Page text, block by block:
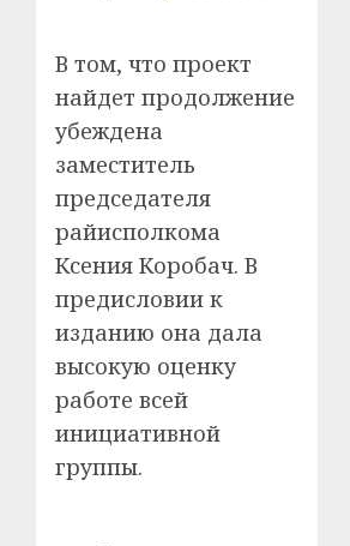
В том, что проект
найдет продолжение
убеждена
заместитель
председателя
райисполкома
Ксения Коробач. В
предисловии к
изданию она дала
высокую оценку
работе всей
инициативной
группы.